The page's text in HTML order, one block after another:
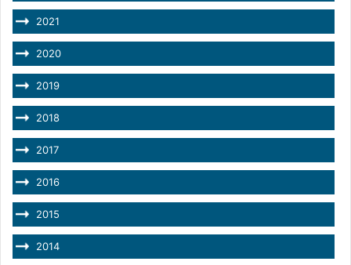
2021
2020
2019
2018
2017
2016
2015
2014